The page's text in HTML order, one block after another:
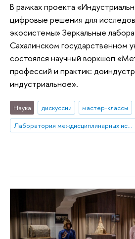
В рамках проекта
цифровые решения для
экосистемы» Зеркальные
Сахалинском государственном
состоялся научный воркшоп
профессий и практик:
индустриальное».
Наука дискуссии мастер-классы
Лаборатория междисциплинарных исследований по антропологии труда